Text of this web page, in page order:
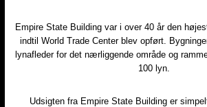
Empire State Building var i over 40 år den
indtil World Trade Center blev opført.
lynafleder for det nærliggende område og
100 lyn.
Udsigten fra Empire State Building er